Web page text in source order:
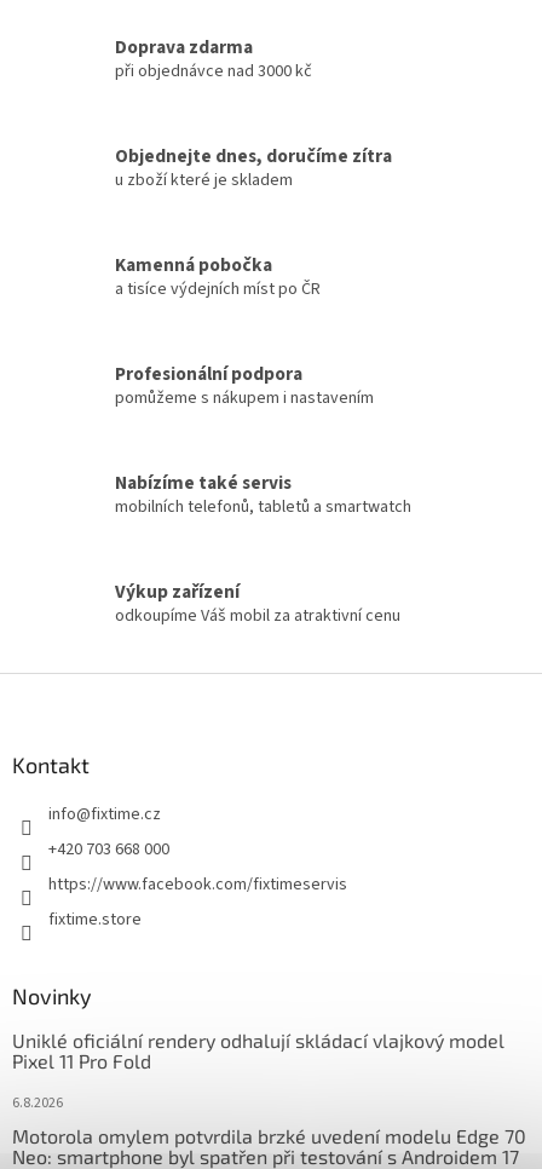
Doprava zdarma
při objednávce nad 3000 kč
Objednejte dnes, doručíme zítra
u zboží které je skladem
Kamenná pobočka
a tisíce výdejních míst po ČR
Profesionální podpora
pomůžeme s nákupem i nastavením
Nabízíme také servis
mobilních telefonů, tabletů a smartwatch
Výkup zařízení
odkoupíme Váš mobil za atraktivní cenu
Kontakt
info@fixtime.cz
+420 703 668 000
https://www.facebook.com/fixtimeservis
fixtime.store
Novinky
Uniklé oficiální rendery odhalují skládací vlajkový model
Pixel 11 Pro Fold
6.8.2026
Motorola omylem potvrdila brzké uvedení modelu Edge 70
Neo: smartphone byl spatřen při testování s Androidem 17